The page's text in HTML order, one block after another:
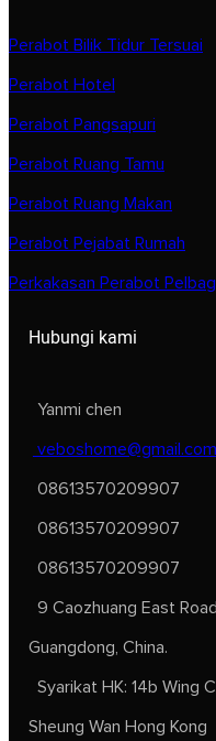
Perabot Bilik Tidur Tersuai
Perabot Hotel
Perabot Pangsapuri
Perabot Ruang Tamu
Perabot Ruang Makan
Perabot Pejabat Rumah
Perkakasan Perabot
Hubungi kami
Yanmi chen
veboshome@gmail.com
08613570209907
08613570209907
08613570209907
9 Caozhuang East
Guangdong, China.
Syarikat HK: 14b Wing
Sheung Wan Hong Kong